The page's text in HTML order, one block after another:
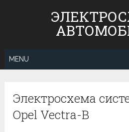
MENU
Электросхема
Opel Vectra-B